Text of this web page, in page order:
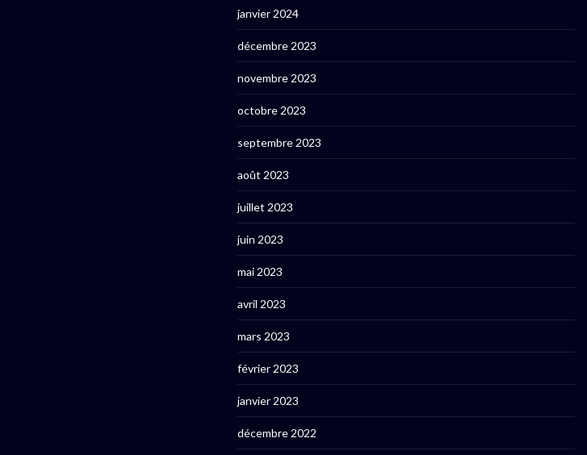
janvier 2024
décembre 2023
novembre 2023
octobre 2023
septembre 2023
août 2023
juillet 2023
juin 2023
mai 2023
avril 2023
mars 2023
février 2023
janvier 2023
décembre 2022